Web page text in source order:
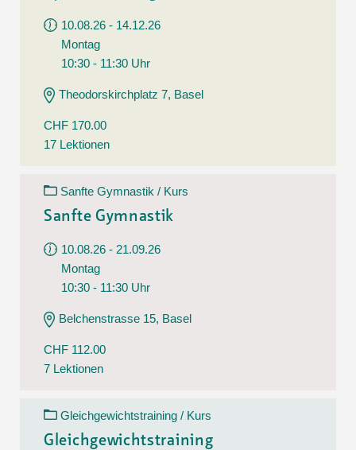
10.08.26 - 14.12.26
Montag
10:30 - 11:30 Uhr
Theodorskirchplatz 7, Basel
CHF 170.00
17 Lektionen
Sanfte Gymnastik / Kurs
Sanfte Gymnastik
10.08.26 - 21.09.26
Montag
10:30 - 11:30 Uhr
Belchenstrasse 15, Basel
CHF 112.00
7 Lektionen
Gleichgewichtstraining / Kurs
Gleichgewichtstraining